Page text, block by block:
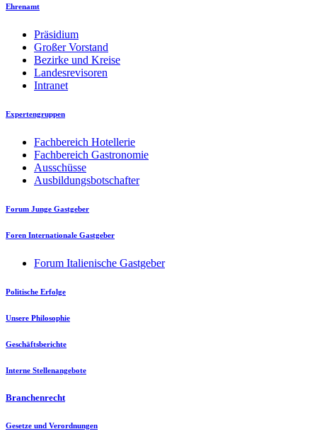
Ehrenamt
Präsidium
Großer Vorstand
Bezirke und Kreise
Landesrevisoren
Intranet
Expertengruppen
Fachbereich Hotellerie
Fachbereich Gastronomie
Ausschüsse
Ausbildungsbotschafter
Forum Junge Gastgeber
Foren Internationale Gastgeber
Forum Italienische Gastgeber
Politische Erfolge
Unsere Philosophie
Geschäftsberichte
Interne Stellenangebote
Branchenrecht
Gesetze und Verordnungen